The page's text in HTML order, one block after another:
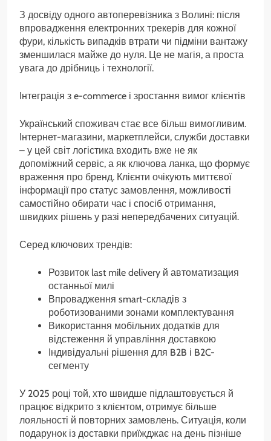
З досвіду одного автоперевізника з Волині: після
впровадження електронних трекерів для кожної
фури, кількість випадків втрати чи підміни вантажу
зменшилася майже до нуля. Це не магія, а проста
увага до дрібниць і технології.
Інтеграція з e-commerce і зростання вимог клієнтів
Український споживач стає все більш вимогливим.
Інтернет-магазини, маркетплейси, служби доставки
– у цей світ логістика входить вже не як
допоміжний сервіс, а як ключова ланка, що формує
враження про бренд. Клієнти очікують миттєвої
інформації про статус замовлення, можливості
самостійно обирати час і спосіб отримання,
швидких рішень у разі непередбачених ситуацій.
Серед ключових трендів:
Розвиток last mile delivery й автоматизация
останньої милі
Впровадження smart-складів з
роботизованими зонами комплектування
Використання мобільних додатків для
відстеження й управління доставкою
Індивідуальні рішення для B2B і B2C-
сегменту
У 2025 році той, хто швидше підлаштовується й
працює відкрито з клієнтом, отримує більше
лояльності й повторних замовлень. Ситуація, коли
подарунок із доставки приїжджає на день пізніше